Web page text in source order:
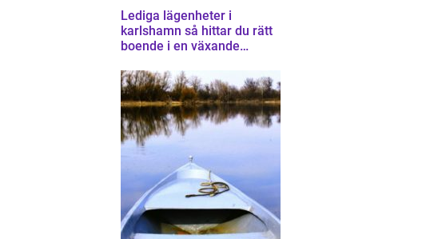
Lediga lägenheter i
karlshamn så hittar du rätt
boende i en växande